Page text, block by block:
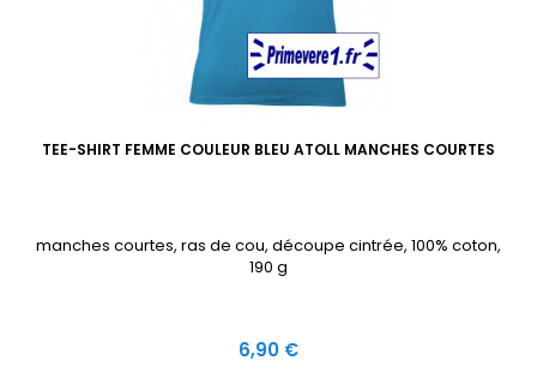
TEE-SHIRT FEMME COULEUR BLEU ATOLL MANCHES COURTES
manches courtes, ras de cou, découpe cintrée, 100% coton,
190 g
Prix
6,90 €